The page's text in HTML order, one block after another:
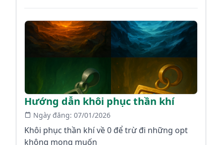
Hướng dẫn khôi phục thần khí
Ngày đăng: 07/01/2026
Khôi phục thần khí về 0 để trừ đi những opt
không mong muốn